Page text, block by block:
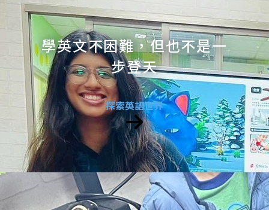
學英文不困難，但也不是一
步登天
探索英語世界